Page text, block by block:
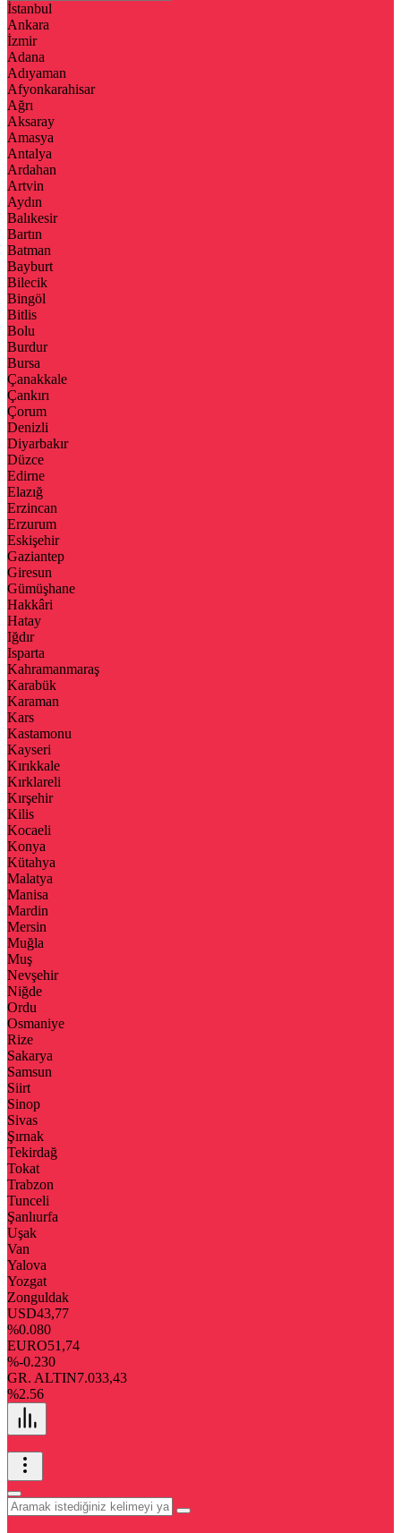
İstanbul
Ankara
İzmir
Adana
Adıyaman
Afyonkarahisar
Ağrı
Aksaray
Amasya
Antalya
Ardahan
Artvin
Aydın
Balıkesir
Bartın
Batman
Bayburt
Bilecik
Bingöl
Bitlis
Bolu
Burdur
Bursa
Çanakkale
Çankırı
Çorum
Denizli
Diyarbakır
Düzce
Edirne
Elazığ
Erzincan
Erzurum
Eskişehir
Gaziantep
Giresun
Gümüşhane
Hakkâri
Hatay
Iğdır
Isparta
Kahramanmaraş
Karabük
Karaman
Kars
Kastamonu
Kayseri
Kırıkkale
Kırklareli
Kırşehir
Kilis
Kocaeli
Konya
Kütahya
Malatya
Manisa
Mardin
Mersin
Muğla
Muş
Nevşehir
Niğde
Ordu
Osmaniye
Rize
Sakarya
Samsun
Siirt
Sinop
Sivas
Şırnak
Tekirdağ
Tokat
Trabzon
Tunceli
Şanlıurfa
Uşak
Van
Yalova
Yozgat
Zonguldak
USD43,77
%0.080
EURO51,74
%-0.230
GR. ALTIN7.033,43
%2.56